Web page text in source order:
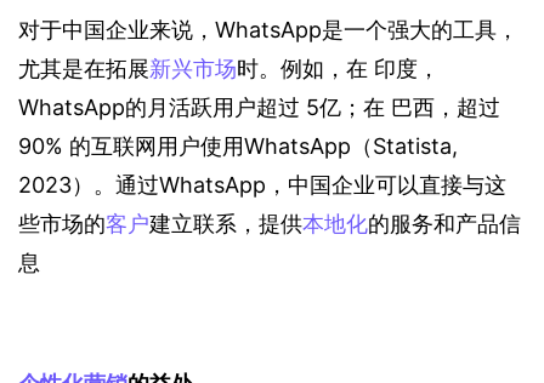
对于中国企业来说，WhatsApp是一个强大的工具，
尤其是在拓展新兴市场时。例如，在 印度，
WhatsApp的月活跃用户超过 5亿；在 巴西，超过
90% 的互联网用户使用WhatsApp（Statista,
2023）。通过WhatsApp，中国企业可以直接与这
些市场的客户建立联系，提供本地化的服务和产品信
息